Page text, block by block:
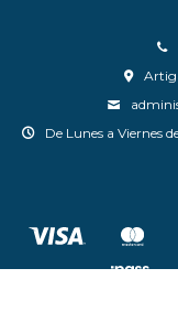
De Lunes a Viernes